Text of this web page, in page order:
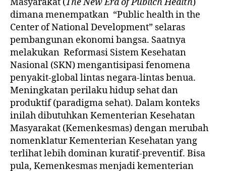
dimana menempatkan “Public health in the
Center of National Development” selaras
pembangunan ekonomi bangsa. Saatnya
melakukan Reformasi Sistem Kesehatan
Nasional (SKN) mengantisipasi fenomena
penyakit-global lintas negara-lintas benua.
Meningkatan perilaku hidup sehat dan
produktif (paradigma sehat). Dalam konteks
inilah dibutuhkan Kementerian Kesehatan
Masyarakat (Kemenkesmas) dengan merubah
nomenklatur Kementerian Kesehatan yang
terlihat lebih dominan kuratif-preventif. Bisa
pula, Kemenkesmas menjadi kementerian